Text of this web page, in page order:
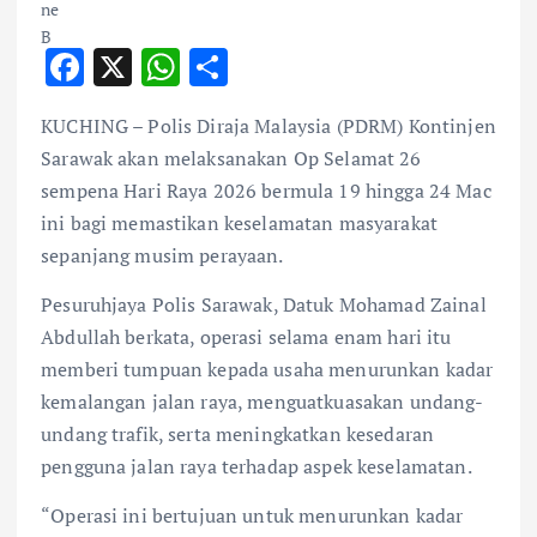
F
e
b
o
o
k
X W
h
at
s
A
p
p
h
ar
e
KUCHING – Polis Diraja Malaysia (PDRM) Kontinjen
Sarawak akan melaksanakan Op Selamat 26
sempena Hari Raya 2026 bermula 19 hingga 24 Mac
ini bagi memastikan keselamatan masyarakat
sepanjang musim perayaan.
Pesuruhjaya Polis Sarawak, Datuk Mohamad Zainal
Abdullah berkata, operasi selama enam hari itu
memberi tumpuan kepada usaha menurunkan kadar
kemalangan jalan raya, menguatkuasakan undang-
undang trafik, serta meningkatkan kesedaran
pengguna jalan raya terhadap aspek keselamatan.
“Operasi ini bertujuan untuk menurunkan kadar